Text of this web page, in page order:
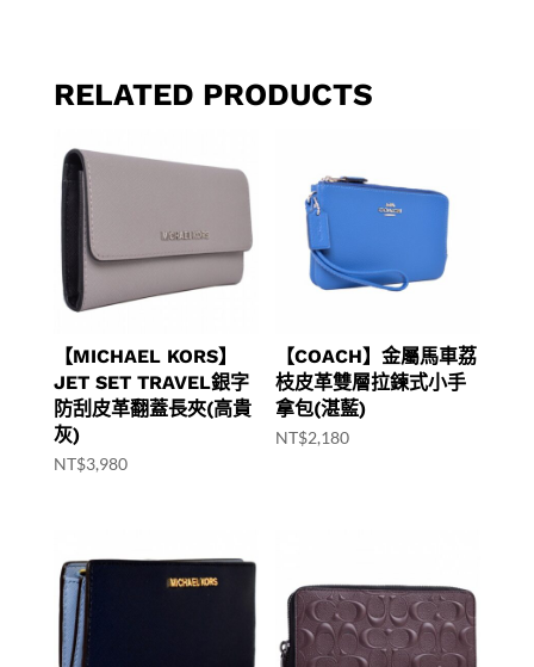
RELATED PRODUCTS
【MICHAEL KORS】
JET SET TRAVEL銀字
防刮皮革翻蓋長夾(高貴
灰)
NT$3,980
【COACH】金屬馬車荔
枝皮革雙層拉鍊式小手
拿包(湛藍)
NT$2,180